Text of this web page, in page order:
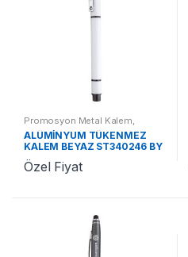
Promosyon Metal Kalem,
Promosyon Kalemler
ALÜMİNYUM TÜKENMEZ
KALEM BEYAZ ST340246 BY
Özel Fiyat